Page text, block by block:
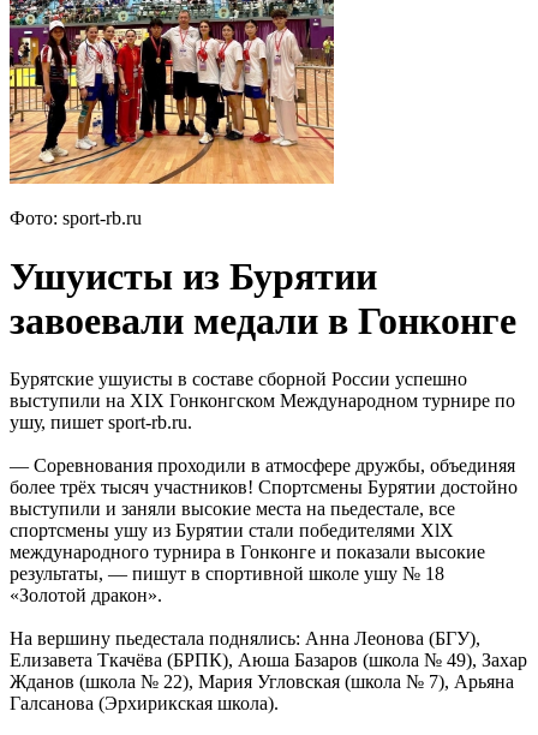
Фото: sport-rb.ru
Ушуисты из Бурятии
завоевали медали в Гонконге
Бурятские ушуисты в составе сборной России успешно
выступили на XIX Гонконгском Международном турнире по
ушу, пишет sport-rb.ru.
— Соревнования проходили в атмосфере дружбы, объединяя
более трёх тысяч участников! Спортсмены Бурятии достойно
выступили и заняли высокие места на пьедестале, все
спортсмены ушу из Бурятии стали победителями XlX
международного турнира в Гонконге и показали высокие
результаты, — пишут в спортивной школе ушу № 18
«Золотой дракон».
На вершину пьедестала поднялись: Анна Леонова (БГУ),
Елизавета Ткачёва (БРПК), Аюша Базаров (школа № 49), Захар
Жданов (школа № 22), Мария Угловская (школа № 7), Арьяна
Галсанова (Эрхирикская школа).